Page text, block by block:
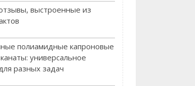
выстроенные из
полиамидные капроновые
универсальное
разных задач